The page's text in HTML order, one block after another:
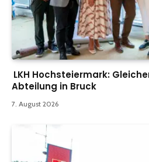
LKH Hochsteiermark:
Abteilung in Bruck
7. August 2026